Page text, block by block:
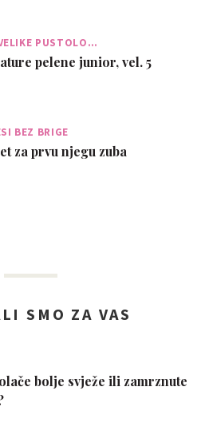
PUSTOLO…
pelene junior, vel. 5
BEZ BRIGE
za prvu njegu zuba